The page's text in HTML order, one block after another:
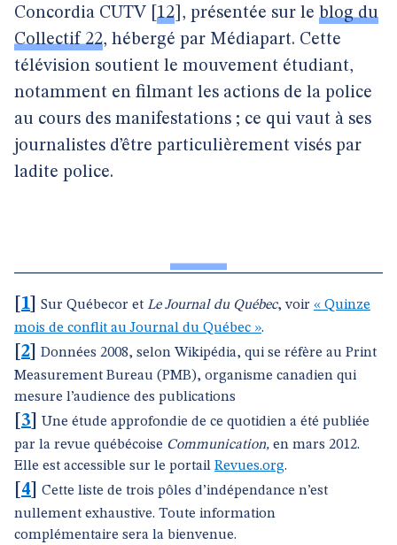
Concordia CUTV
12 , présentée sur le blog du
Collectif 22, hébergé par Médiapart. Cette
télévision soutient le mouvement étudiant,
notamment en filmant les actions de la police
au cours des manifestations ; ce qui vaut à ses
journalistes d’être particulièrement visés par
ladite police.
1 Sur Québecor et Le Journal du Québec, voir « Quinze
mois de conflit au Journal du Québec ».
2
Données 2008, selon Wikipédia, qui se réfère au Print
Measurement Bureau (PMB), organisme canadien qui
mesure l’audience des publications
3
Une étude approfondie de ce quotidien a été publiée
par la revue québécoise Communication, en mars 2012.
Elle est accessible sur le portail Revues.org.
4
Cette liste de trois pôles d’indépendance n’est
nullement exhaustive. Toute information
complémentaire sera la bienvenue.